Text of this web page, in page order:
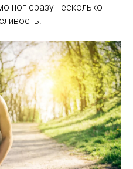
ног сразу несколько